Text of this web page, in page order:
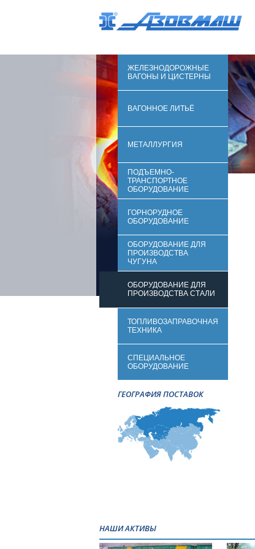
ЖЕЛЕЗНОДОРОЖНЫЕ
ВАГОНЫ И ЦИСТЕРНЫ
ВАГОННОЕ ЛИТЬЁ
МЕТАЛЛУРГИЯ
ПОДЪЕМНО-
ТРАНСПОРТНОЕ
ОБОРУДОВАНИЕ
ГОРНОРУДНОЕ
ОБОРУДОВАНИЕ
ОБОРУДОВАНИЕ ДЛЯ
ПРОИЗВОДСТВА
ЧУГУНА
ОБОРУДОВАНИЕ ДЛЯ
ПРОИЗВОДСТВА СТАЛИ
ТОПЛИВОЗАПРАВОЧНАЯ
ТЕХНИКА
СПЕЦИАЛЬНОЕ
ОБОРУДОВАНИЕ
ГЕОГРАФИЯ ПОСТАВОК
НАШИ АКТИВЫ